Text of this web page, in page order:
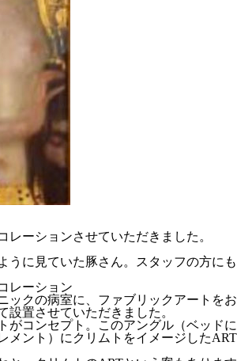
レーションさせていただきました。
うに見ていた豚さん。スタッフの方にも
ックの病室に、ファブリックアートをお
設置させていただきました。
がコンセプト。このアングル（ベッドに
メント）にクリムトをイメージしたART